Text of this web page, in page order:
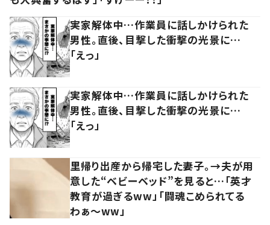
実家解体中…作業員に話しかけられた
男性。直後、目撃した衝撃の光景に…
「えっ」
実家解体中…作業員に話しかけられた
男性。直後、目撃した衝撃の光景に…
「えっ」
里帰り出産から帰宅した妻子。→夫が用
意した“ベビーベッド”を見ると…「英才
教育が過ぎるww」「闘魂こめられてる
わぁ～ww」